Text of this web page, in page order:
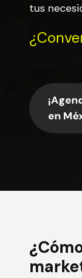
tus
en